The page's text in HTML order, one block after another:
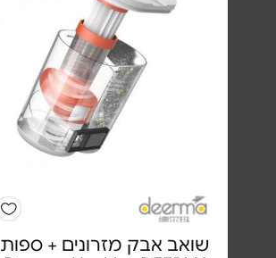
שואב אבק מזרונים + ספות